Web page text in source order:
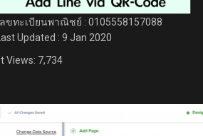
ลขทะเบียนพาณิชย์ : 0105558157088
Updated : 9 Jan 2020
Views: 7,734